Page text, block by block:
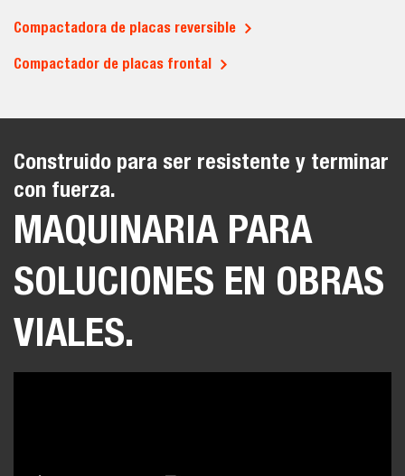
Compactadora de placas reversible
Compactador de placas frontal
Construido para ser resistente y terminar
con fuerza.
MAQUINARIA PARA
SOLUCIONES EN OBRAS
VIALES.